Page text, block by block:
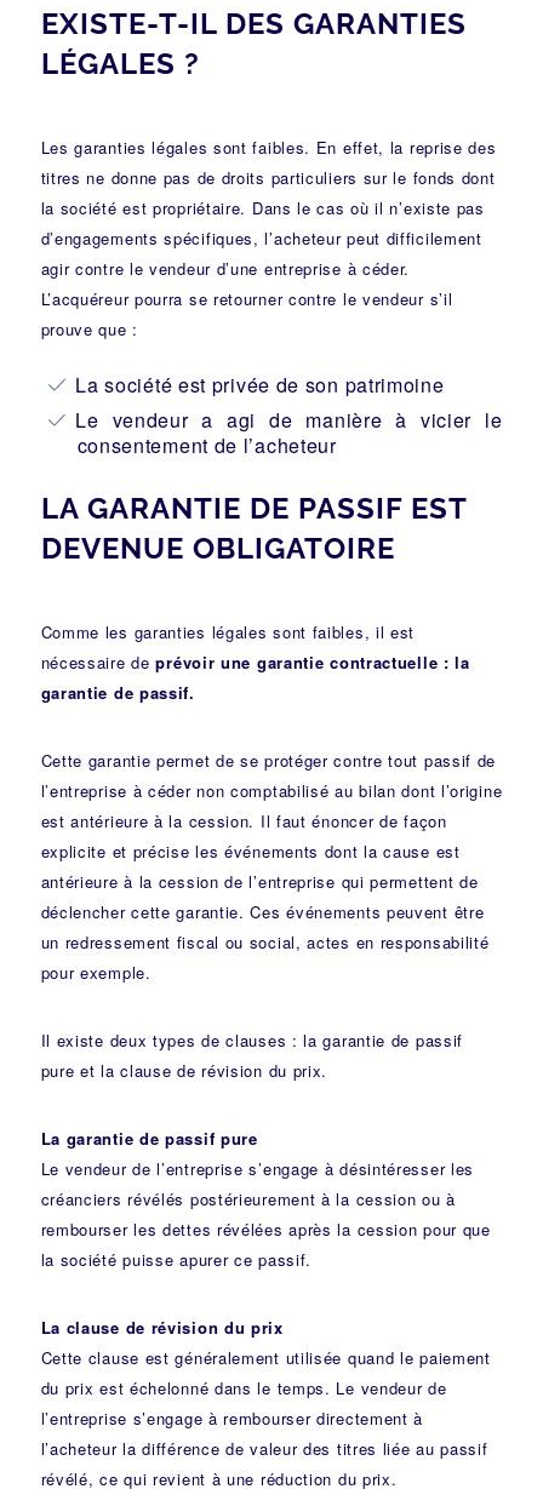
EXISTE-T-IL DES GARANTIES
LÉGALES ?
Les garanties légales sont faibles. En effet, la reprise des
titres ne donne pas de droits particuliers sur le fonds dont
la société est propriétaire. Dans le cas où il n’existe pas
d’engagements spécifiques, l’acheteur peut difficilement
agir contre le vendeur d’une entreprise à céder.
L’acquéreur pourra se retourner contre le vendeur s’il
prouve que :
La société est privée de son patrimoine
Le vendeur a agi de manière à vicier le
consentement de l’acheteur
LA GARANTIE DE PASSIF EST
DEVENUE OBLIGATOIRE
Comme les garanties légales sont faibles, il est
nécessaire deprévoir une garantie contractuelle : la
garantie de passif.
Cette garantie permet de se protéger contre tout passif de
l’entreprise à céder non comptabilisé au bilan dont l’origine
est antérieure à la cession. Il faut énoncer de façon
explicite et précise les événements dont la cause est
antérieure à la cession de l’entreprise qui permettent de
déclencher cette garantie. Ces événements peuvent être
un redressement fiscal ou social, actes en responsabilité
pour exemple.
Il existe deux types de clauses : la garantie de passif
pure et la clause de révision du prix.
La garantie de passif pure
Le vendeur de l’entreprise s’engage à désintéresser les
créanciers révélés postérieurement à la cession ou à
rembourser les dettes révélées après la cession pour que
la société puisse apurer ce passif.
La clause de révision du prix
Cette clause est généralement utilisée quand le paiement
du prix est échelonné dans le temps. Le vendeur de
l’entreprise s’engage à rembourser directement à
l’acheteur la différence de valeur des titres liée au passif
révélé, ce qui revient à une réduction du prix.